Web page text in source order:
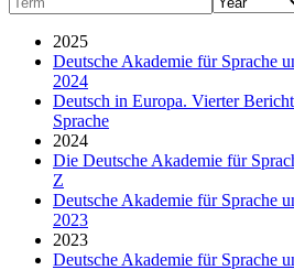
2025
Deutsche Akademie für Sprache
2024
Deutsch in Europa. Vierter
Sprache
2024
Die Deutsche Akademie für
Z
Deutsche Akademie für Sprache
2023
2023
Deutsche Akademie für Sprache